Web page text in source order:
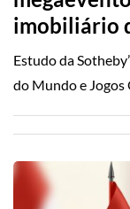
imobiliário
Estudo da
do Mundo e